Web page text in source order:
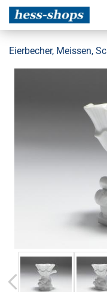
Eierbecher, Meissen,